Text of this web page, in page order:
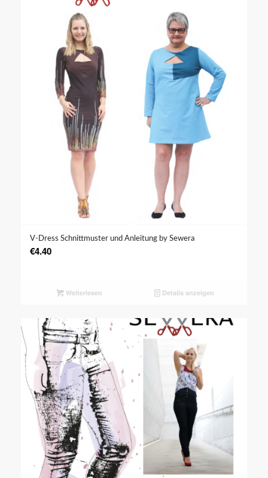
V-Dress Schnittmuster und Anleitung by Sewera
€4.40
Weiterlesen Details anzeigen